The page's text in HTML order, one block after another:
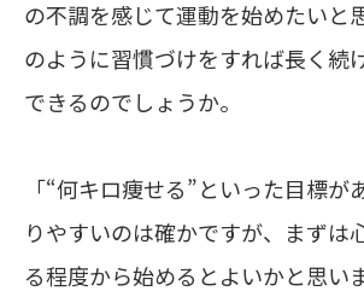
の不調を感じて運動を始めたいと
のように習慣づけをすれば長く続
できるのでしょうか。
「“何キロ痩せる”といった目標が
りやすいのは確かですが、まずは
る程度から始めるとよいかと思い